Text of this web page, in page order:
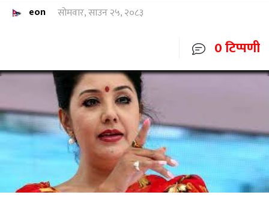
eon सोमवार, साउन २५, २०८३
0 टिप्पणी